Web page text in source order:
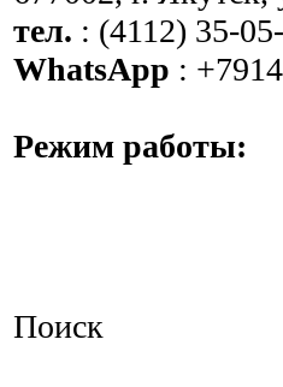
тел. : (4112) 35-
WhatsApp :
Режим работы:
Поиск